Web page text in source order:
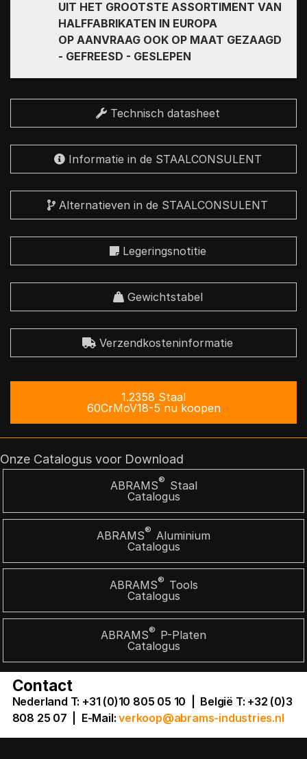
UIT HET GROOTSTE ASSORTIMENT VAN
HALFFABRIKATEN IN EUROPA
OP AANVRAAG OOK OP MAAT GEZAAGD
- GEFREESD - GESLEPEN
Technisch datasheet
Informatie in de STAALCONSULENT
Alternatieven in de STAALCONSULENT
Legeringsnotitie
Gewichtstabel
Verzendkosteninformatie
1.2358 Staal
60CrMoV18-5 nu koopen
Onze Catalogus voor Download
ABRAMS® Staal
Catalogus
ABRAMS® Aluminium
Catalogus
ABRAMS® Tools
Catalogus
ABRAMS® P-Platen
Catalogus
Contact
Nederland T: +31 (0)10 805 05 10 | België T: +32 (0)3
808 25 07
E-Mail:verkoop@abrams-industries.nl